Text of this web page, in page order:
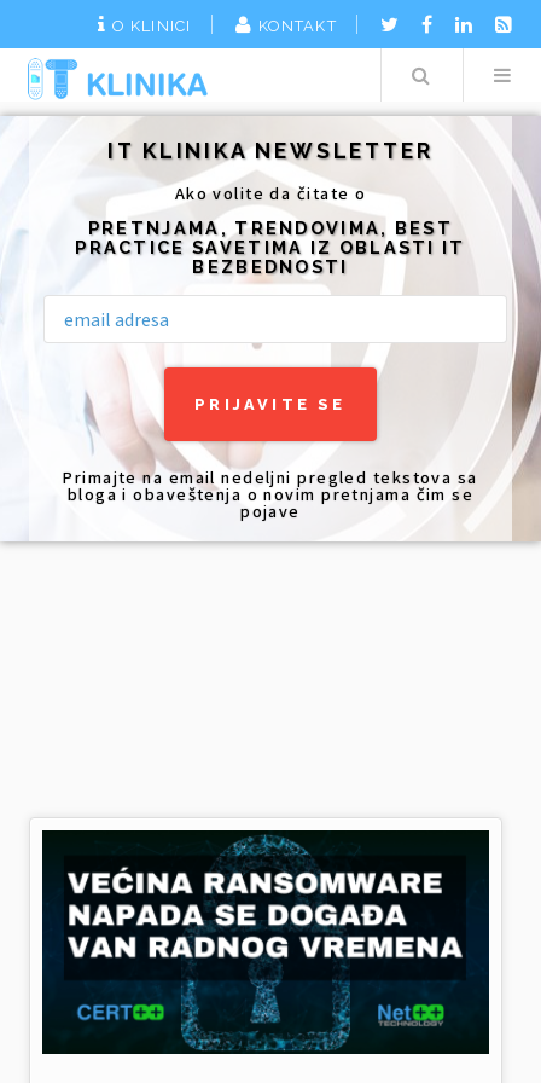
O KLINICI KONTAKT
Search
IT KLINIKA NEWSLETTER
Ako volite da čitate o
PRETNJAMA, TRENDOVIMA, BEST
PRACTICE SAVETIMA IZ OBLASTI IT
BEZBEDNOSTI
Primajte na email nedeljni pregled tekstova sa
bloga i obaveštenja o novim pretnjama čim se
pojave